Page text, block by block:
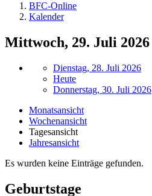
BFC-Online
Kalender
Mittwoch, 29. Juli 2026
Dienstag, 28. Juli 2026
Heute
Donnerstag, 30. Juli 2026
Monatsansicht
Wochenansicht
Tagesansicht
Jahresansicht
Es wurden keine Einträge gefunden.
Geburtstage